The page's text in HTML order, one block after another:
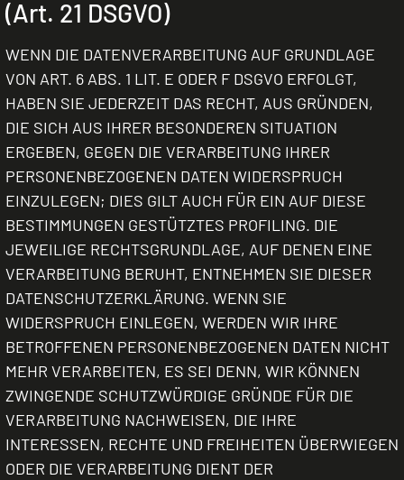
(Art. 21 DSGVO)
WENN DIE DATENVERARBEITUNG AUF GRUNDLAGE
VON ART. 6 ABS. 1 LIT. E ODER F DSGVO ERFOLGT,
HABEN SIE JEDERZEIT DAS RECHT, AUS GRÜNDEN,
DIE SICH AUS IHRER BESONDEREN SITUATION
ERGEBEN, GEGEN DIE VERARBEITUNG IHRER
PERSONENBEZOGENEN DATEN WIDERSPRUCH
EINZULEGEN; DIES GILT AUCH FÜR EIN AUF DIESE
BESTIMMUNGEN GESTÜTZTES PROFILING. DIE
JEWEILIGE RECHTSGRUNDLAGE, AUF DENEN EINE
VERARBEITUNG BERUHT, ENTNEHMEN SIE DIESER
DATENSCHUTZERKLÄRUNG. WENN SIE
WIDERSPRUCH EINLEGEN, WERDEN WIR IHRE
BETROFFENEN PERSONENBEZOGENEN DATEN NICHT
MEHR VERARBEITEN, ES SEI DENN, WIR KÖNNEN
ZWINGENDE SCHUTZWÜRDIGE GRÜNDE FÜR DIE
VERARBEITUNG NACHWEISEN, DIE IHRE
INTERESSEN, RECHTE UND FREIHEITEN ÜBERWIEGEN
ODER DIE VERARBEITUNG DIENT DER